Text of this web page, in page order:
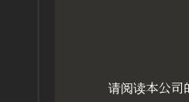
请阅读本公司